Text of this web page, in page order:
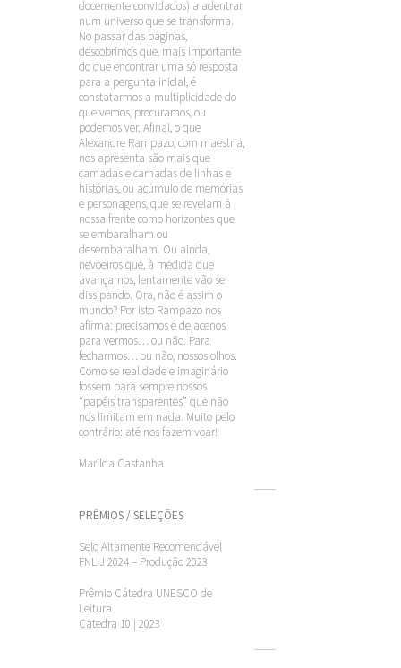
docemente convidados) a adentrar
num universo que se transforma.
No passar das páginas,
descobrimos que, mais importante
do que encontrar uma só resposta
para a pergunta inicial, é
constatarmos a multiplicidade do
que vemos, procuramos, ou
podemos ver. Afinal, o que
Alexandre Rampazo, com maestria,
nos apresenta são mais que
camadas e camadas de linhas e
histórias, ou acúmulo de memórias
e personagens, que se revelam à
nossa frente como horizontes que
se embaralham ou
desembaralham. Ou ainda,
nevoeiros que, à medida que
avançamos, lentamente vão se
dissipando. Ora, não é assim o
mundo? Por isto Rampazo nos
afirma: precisamos é de acenos
para vermos… ou não. Para
fecharmos… ou não, nossos olhos.
Como se realidade e imaginário
fossem para sempre nossos
“papéis transparentes” que não
nos limitam em nada. Muito pelo
contrário: até nos fazem voar!
Marilda Castanha
PRÊMIOS / SELEÇÕES
Selo Altamente Recomendável
FNLIJ 2024 – Produção 2023
Prêmio Cátedra UNESCO de
Leitura
Cátedra 10 | 2023